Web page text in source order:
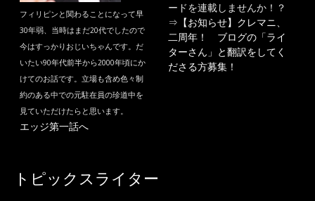
フィリピンと関わることになって早
30年弱、当時はまだ20代でしたので
今はすっかりおじいちゃんです。だ
いたい90年代前半から2000年頃にか
けてのお話です。立場も含め色々制
約のある中での元駐在員の珍道中を
見ていただけたらと思います。
エッジ第一話へ
ードを連載しませんか！？
⇒ 【お知らせ】クレマニ、
二周年！ ブログの「ライ
ターさん」と翻訳をしてく
ださる方募集！
トピックスライター